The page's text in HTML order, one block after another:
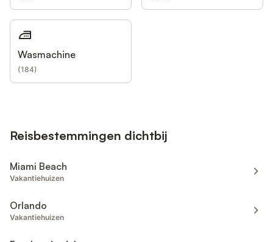
Wasmachine
(184)
Reisbestemmingen dichtbij
Miami Beach
Vakantiehuizen
Orlando
Vakantiehuizen